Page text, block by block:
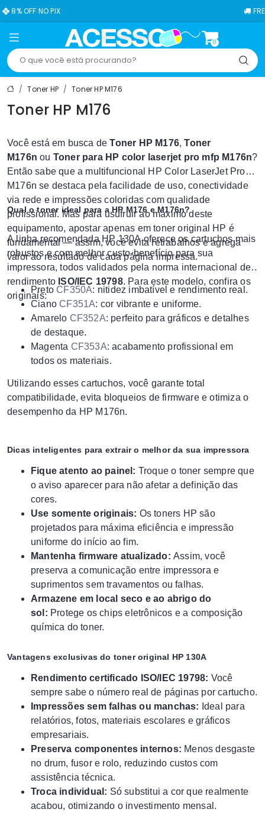
NO PIX FRETE
0
Toner HP Toner HP M176
Toner HP M176
Você está em busca deToner HP M176,Toner
M176n ou Toner para HP color laserjet pro mfp M176n?
Então sabe que a multifuncional HP Color LaserJet Pro
M176n se destaca pela facilidade de uso, conectividade
via rede e impressões coloridas com qualidade
profissional. Mas para usufruir ao máximo deste
equipamento, apostar apenas em toner original HP é
fundamental — assim, você evita retrabalhos e agrega
valor ao resultado de cada página impressa.
Qual o toner ideal para a HP M176 e M176n?
A linha recomendada HP 130A oferece os cartuchos mais
robustos e com melhor custo-benefício para sua
impressora, todos validados pela norma internacional de
rendimento ISO/IEC 19798. Para este modelo, confira os
originais:
PretoCF350A: nitidez imbatível e rendimento real.
CianoCF351A: cor vibrante e uniforme.
Amarelo CF352A: perfeito para gráficos e detalhes
de destaque.
Magenta CF353A: acabamento profissional em
todos os materiais.
Utilizando esses cartuchos, você garante total
compatibilidade, evita bloqueios de firmware e otimiza o
desempenho da HP M176n.
Dicas inteligentes para extrair o melhor da sua impressora
Fique atento ao painel: Troque o toner sempre que
o aviso aparecer para não afetar a definição das
cores.
Use somente originais: Os toners HP são
projetados para máxima eficiência e impressão
uniforme do início ao fim.
Mantenha firmware atualizado: Assim, você
preserva a comunicação entre impressora e
suprimentos sem travamentos ou falhas.
Armazene em local seco e ao abrigo do
sol: Protege os chips eletrônicos e a composição
química do toner.
Vantagens exclusivas do toner original HP 130A
Rendimento certificado ISO/IEC 19798: Você
sempre sabe o número real de páginas por cartucho.
Impressões sem falhas ou manchas: Ideal para
relatórios, fotos, materiais escolares e gráficos
empresariais.
Preserva componentes internos: Menos desgaste
no drum, fusor e rolo, reduzindo custos com
assistência técnica.
Troca individual: Só substitui a cor que realmente
acabou, otimizando o investimento mensal.